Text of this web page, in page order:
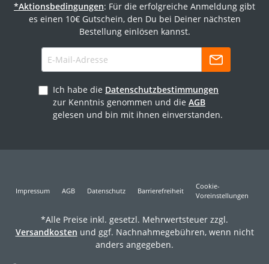
*Aktionsbedingungen: Für die erfolgreiche Anmeldung gibt
es einen 10€ Gutschein, den Du bei Deiner nächsten
Bestellung einlösen kannst.
Ich habe die Datenschutzbestimmungen
zur Kenntnis genommen und die AGB
gelesen und bin mit ihnen einverstanden.
Impressum AGB Datenschutz Barrierefreiheit
Cookie-
Voreinstellungen
*Alle Preise inkl. gesetzl. Mehrwertsteuer zzgl.
Versandkosten und ggf. Nachnahmegebühren, wenn nicht
anders angegeben.